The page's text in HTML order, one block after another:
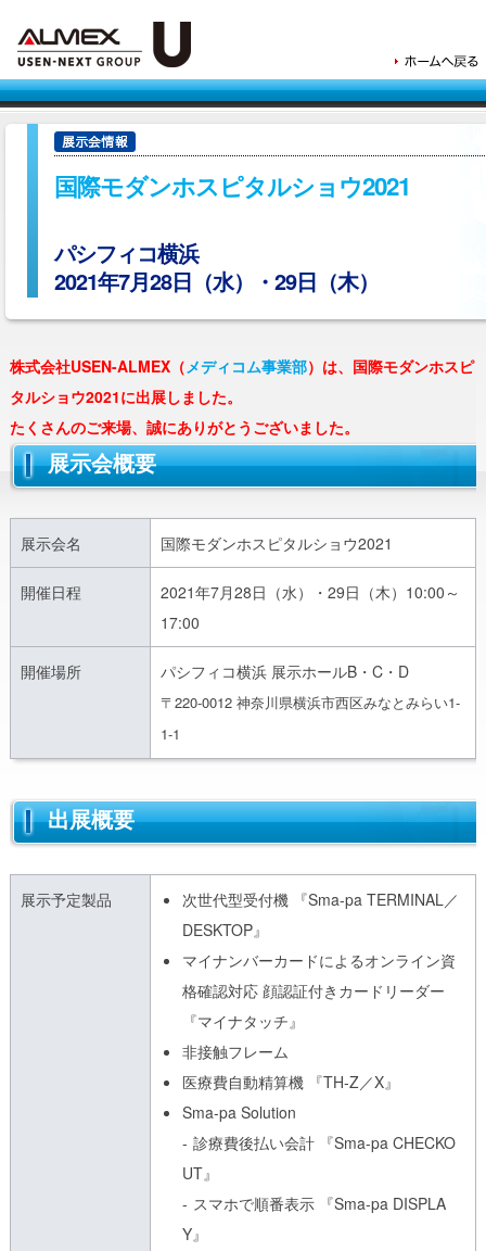
国際モダンホスピタルショウ2021
パシフィコ横浜
2021年7月28日（水）・29日（木）
株式会社USEN-ALMEX（ メディコム事業部）は、国際モダンホスピ
タルショウ2021に出展しました。
たくさんのご来場、誠にありがとうございました。
展示会概要
展示会名 国際モダンホスピタルショウ2021
開催日程
2021年7月28日（水）・29日（木）10:00～
17:00
開催場所 パシフィコ横浜 展示ホールB・C・D
〒220-0012 神奈川県横浜市西区みなとみらい1-
1-1
出展概要
展示予定製品
次世代型受付機 『Sma-pa TERMINAL／
DESKTOP』
マイナンバーカードによるオンライン資
格確認対応 顔認証付きカードリーダー
『マイナタッチ』
非接触フレーム
医療費自動精算機 『TH-Z／X』
Sma-pa Solution
診療費後払い会計 『Sma-pa CHECKO
UT』
スマホで順番表示 『Sma-pa DISPLA
Y』